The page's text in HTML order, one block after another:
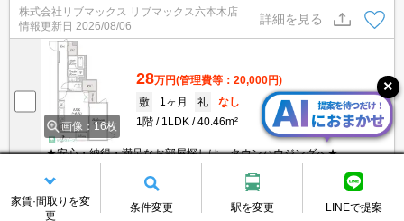
株式会社リブマックス リブマックス六本木店
情報更新日 2026/08/06
詳細を見る
画像：16枚
28万円(管理費等：20,000円)
敷
1ヶ月 礼
なし
1階
1LDK 40.46m²
★安心・納得・満足なお部屋探しは、タウンハウジングへ★
株式会社タウンハウジング東京 自由が丘店
情報更新日 2026/08/06
家賃·間取りを変
更
条件変更 駅を変更 LINEで提案